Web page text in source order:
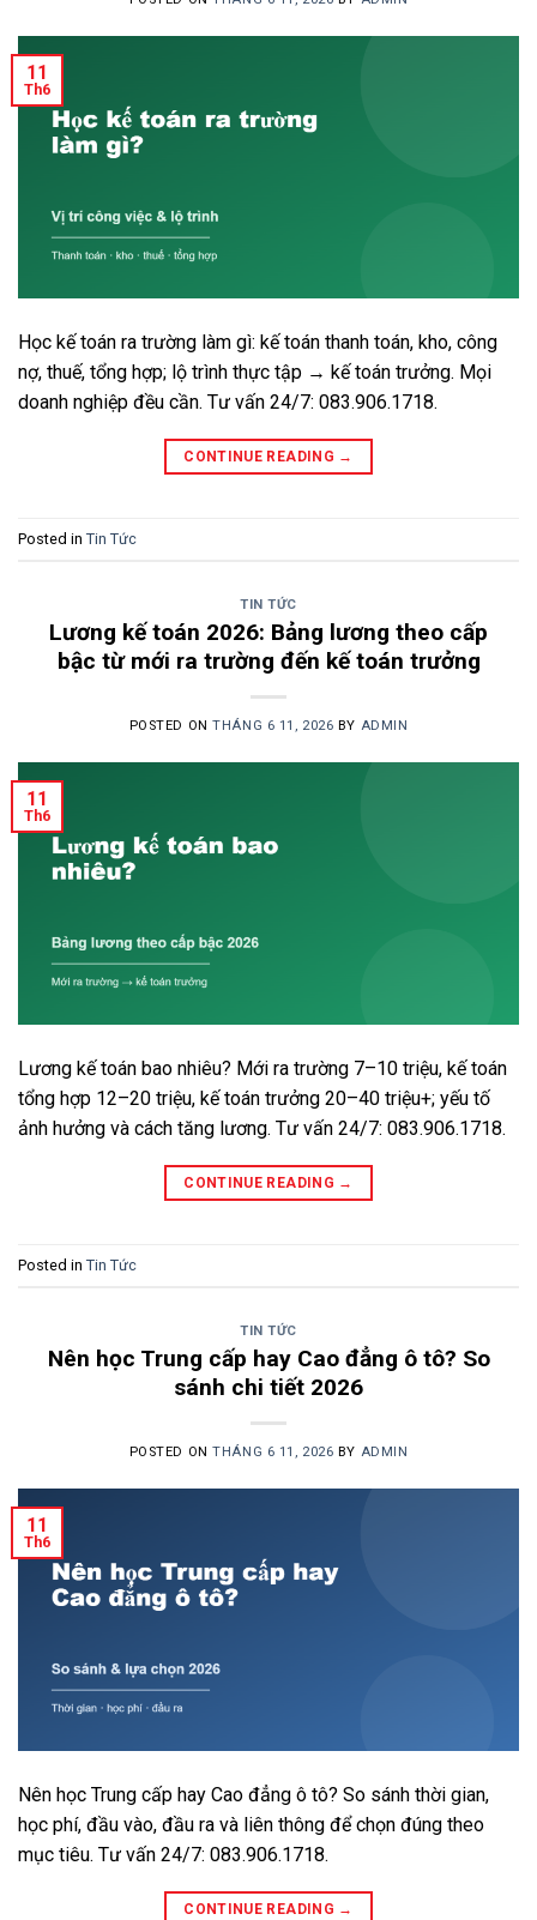
11
Th6
Học kế toán ra trường làm gì: kế toán thanh toán, kho, công
nợ, thuế, tổng hợp; lộ trình thực tập → kế toán trưởng. Mọi
doanh nghiệp đều cần. Tư vấn 24/7: 083.906.1718.
CONTINUE READING →
Posted in Tin Tức
TIN TỨC
Lương kế toán 2026: Bảng lương theo cấp
bậc từ mới ra trường đến kế toán trưởng
POSTED ONTHÁNG 6 11, 2026 BY ADMIN
11
Th6
Lương kế toán bao nhiêu? Mới ra trường 7–10 triệu, kế toán
tổng hợp 12–20 triệu, kế toán trưởng 20–40 triệu+; yếu tố
ảnh hưởng và cách tăng lương. Tư vấn 24/7: 083.906.1718.
CONTINUE READING →
Posted in Tin Tức
TIN TỨC
Nên học Trung cấp hay Cao đẳng ô tô? So
sánh chi tiết 2026
POSTED ONTHÁNG 6 11, 2026 BY ADMIN
11
Th6
Nên học Trung cấp hay Cao đẳng ô tô? So sánh thời gian,
học phí, đầu vào, đầu ra và liên thông để chọn đúng theo
mục tiêu. Tư vấn 24/7: 083.906.1718.
CONTINUE READING →